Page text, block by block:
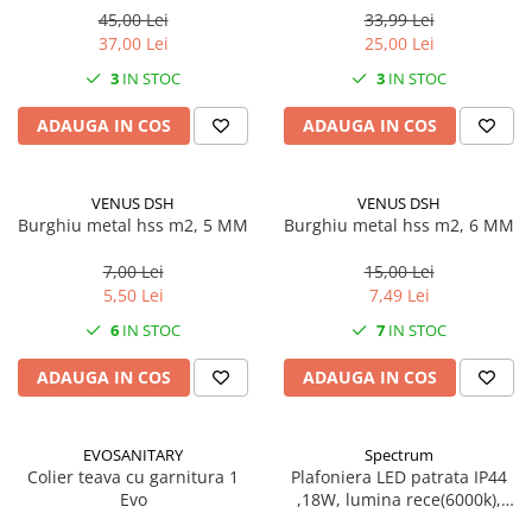
45,00 Lei
37,00 Lei
3 IN STOC
ADAUGA IN COS
33,99 Lei
25,00 Lei
3 IN STOC
ADAUGA IN COS
VENUS DSH
Burghiu metal hss m2, 5 MM
7,00 Lei
5,50 Lei
6 IN STOC
ADAUGA IN COS
VENUS DSH
Burghiu metal hss m2, 6 MM
15,00 Lei
7,49 Lei
7 IN STOC
ADAUGA IN COS
EVOSANITARY
Colier teava cu garnitura 1
Evo
Spectrum
Plafoniera LED patrata IP44
,18W, lumina rece(6000k),